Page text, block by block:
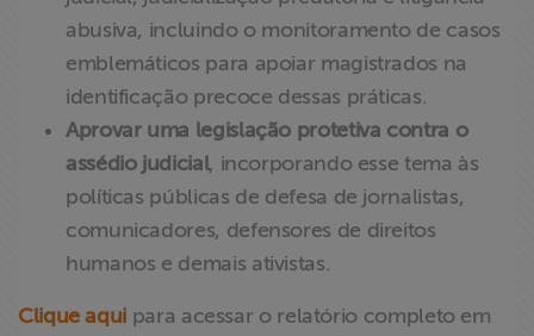
abusiva, incluindo o monitoramento de casos
emblemáticos para apoiar magistrados na
identificação precoce dessas práticas.
Aprovar uma legislação protetiva contra o
assédio judicial, incorporando esse tema às
políticas públicas de defesa de jornalistas,
comunicadores, defensores de direitos
humanos e demais ativistas.
Clique aqui para acessar o relatório completo em